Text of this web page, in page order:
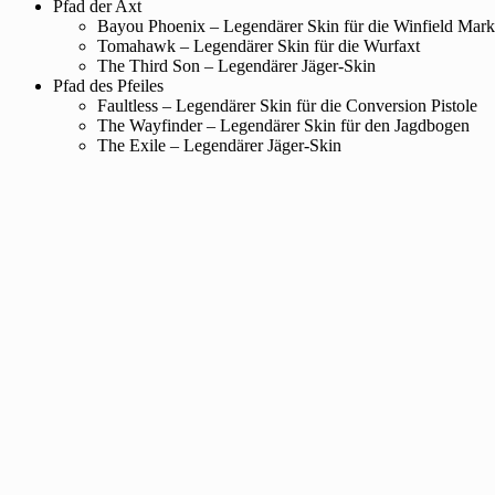
Pfad der Axt
Bayou Phoenix – Legendärer Skin für die Winfield
Tomahawk – Legendärer Skin für die Wurfaxt
The Third Son – Legendärer Jäger-Skin
Pfad des Pfeiles
Faultless – Legendärer Skin für die Conversion Pistole
The Wayfinder – Legendärer Skin für den Jagdbogen
The Exile – Legendärer Jäger-Skin